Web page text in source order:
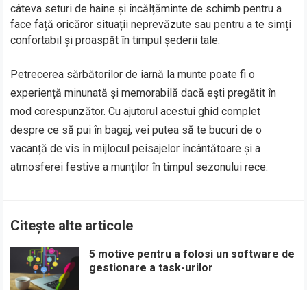
câteva seturi de haine și încălțăminte de schimb pentru a
face față oricăror situații neprevăzute sau pentru a te simți
confortabil și proaspăt în timpul șederii tale.
Petrecerea sărbătorilor de iarnă la munte poate fi o
experiență minunată și memorabilă dacă ești pregătit în
mod corespunzător. Cu ajutorul acestui ghid complet
despre ce să pui în bagaj, vei putea să te bucuri de o
vacanță de vis în mijlocul peisajelor încântătoare și a
atmosferei festive a munților în timpul sezonului rece.
Citește alte articole
5 motive pentru a folosi un software de
gestionare a task-urilor